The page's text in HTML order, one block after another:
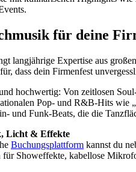
für deine
langjährige Expertise aus
dass dein Firmenfest
hochwertig: Von zeitlosen
Pop- und R&B-Hits wie
und Funk-Beats, die die
Licht & Effekte
Buchungsplattform kannst du
Showeffekte, kabellose